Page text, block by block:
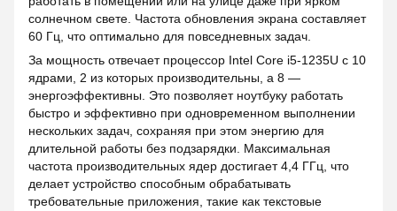
солнечном свете. Частота обновления экрана составляет
60 Гц, что оптимально для повседневных задач.
За мощность отвечает процессор Intel Core i5-1235U с 10
ядрами, 2 из которых производительны, а 8 —
энергоэффективны. Это позволяет ноутбуку работать
быстро и эффективно при одновременном выполнении
нескольких задач, сохраняя при этом энергию для
длительной работы без подзарядки. Максимальная
частота производительных ядер достигает 4,4 ГГц, что
делает устройство способным обрабатывать
требовательные приложения, такие как текстовые